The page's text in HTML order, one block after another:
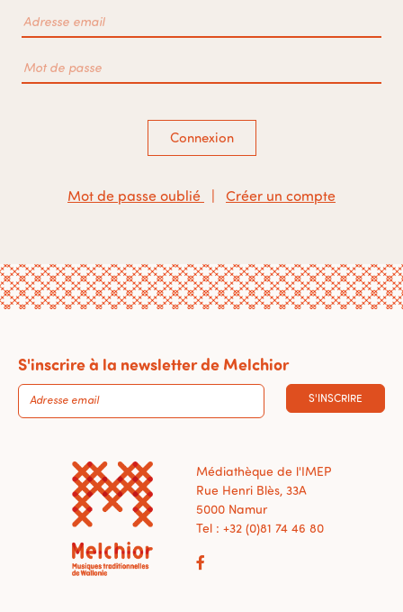
Connexion
Mot de passe oublié Créer un compte
S'inscrire à la newsletter de Melchior
S'INSCRIRE
Médiathèque de l'IMEP
Rue Henri Blès, 33A
5000 Namur
Tel : +32 (0)81 74 46 80